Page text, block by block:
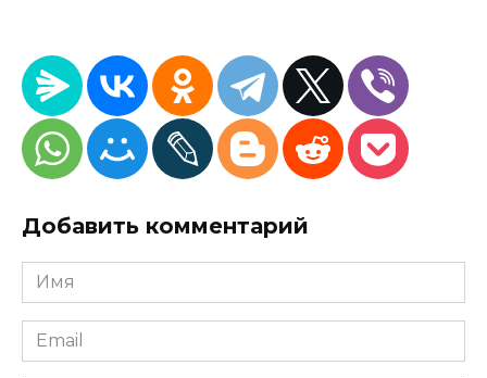
Добавить комментарий
Имя
*
Email
*